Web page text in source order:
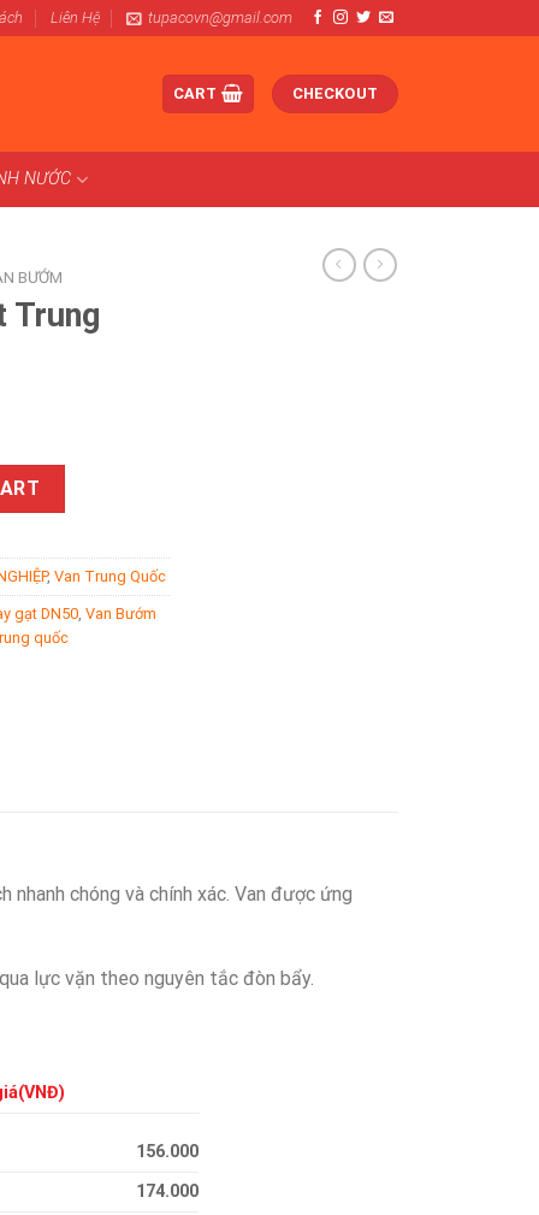
Liên Hệ tupacovn@gmail.com
CART CHECKOUT
NƯỚC
BƯỚM
Trung
quantity
, Van Trung Quốc
gạt DN50 Van Bướm
quốc
chóng và chính xác. Van được ứng
lực vặn theo nguyên tắc đòn bẩy.
156.000
174.000